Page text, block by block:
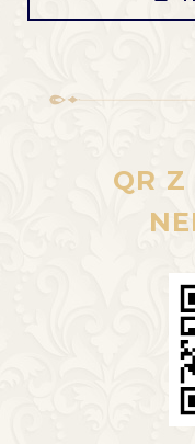
QR